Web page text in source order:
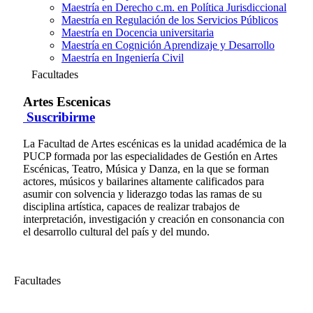
Maestría en Derecho c.m. en Política Jurisdiccional
Maestría en Regulación de los Servicios Públicos
Maestría en Docencia universitaria
Maestría en Cognición Aprendizaje y Desarrollo
Maestría en Ingeniería Civil
Facultades
Artes Escenicas
Suscribirme
La Facultad de Artes escénicas es la unidad académica de la
PUCP formada por las especialidades de Gestión en Artes
Escénicas, Teatro, Música y Danza, en la que se forman
actores, músicos y bailarines altamente calificados para
asumir con solvencia y liderazgo todas las ramas de su
disciplina artística, capaces de realizar trabajos de
interpretación, investigación y creación en consonancia con
el desarrollo cultural del país y del mundo.
Facultades